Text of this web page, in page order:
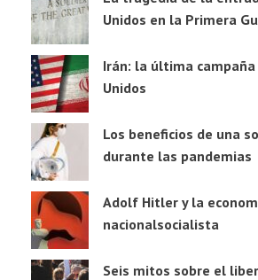
Unidos en la Primera
Irán: la última
Unidos
Los beneficios de una
durante las pandemias
Adolf Hitler y la
nacionalsocialista
Seis mitos sobre el